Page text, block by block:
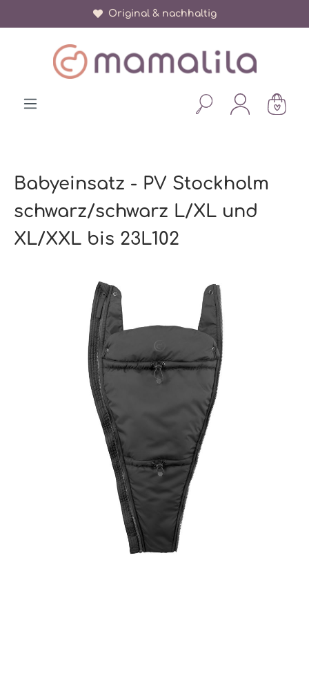
Original & nachhaltig
Babyeinsatz - PV Stockholm
schwarz/schwarz L/XL und
XL/XXL bis 23L102
Bildergalerie überspringen